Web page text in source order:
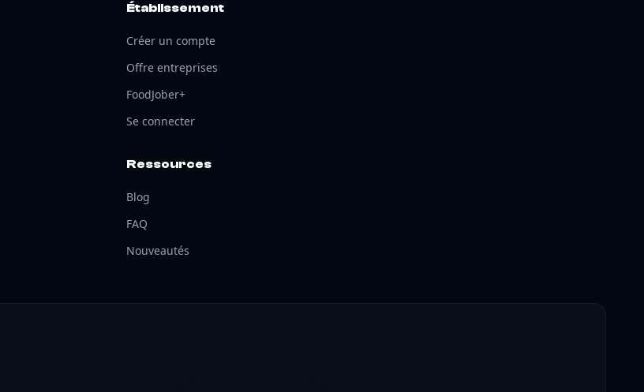
Établissement
Créer un compte
Offre entreprises
FoodJober+
Se connecter
Ressources
Blog
FAQ
Nouveautés